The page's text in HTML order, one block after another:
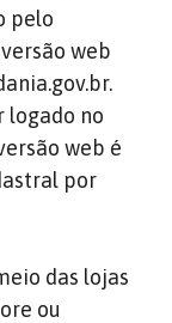
pelo
web
logado no
web é
por
das lojas
ou